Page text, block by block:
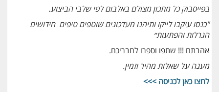
בפייסבוקכל מתכון מצולם באלבום לפי שלבי הביצוע.
"כנסו עיקבו לייקו ותיהנו מעדכונים שוטפים טיפים חידושים
הגרלות והפתעות״
אהבתם !!! שתפו וספרו לחבריכם.
מענה על שאלות מהיר וזמין.
לחצו כאן לכניסה >>>